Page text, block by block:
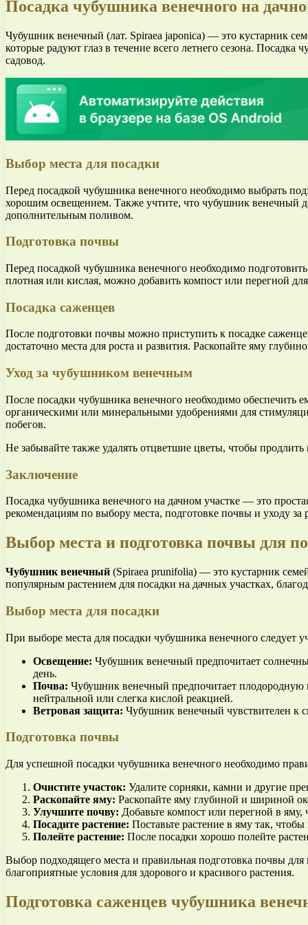
Посадка чубушника венечного на
Чубушник венечный (лат. Spiraea japonica) — это кустарник
которые радуют глаз в течение всего летнего сезона.
садовод.
Выбор места для посадки
Перед посадкой чубушника венечного необходимо выбрать
хорошим освещением. Также учтите, что чубушник венечный
дополнительным поливом.
Подготовка почвы
Перед посадкой чубушника венечного необходимо
плотная или кислая, можно добавить компост или перегной
Посадка саженцев
После подготовки почвы можно приступить к посадке
достаточно места для роста и развития. Раскопайте яму
Уход за чубушником венечным
После посадки чубушника венечного необходимо обеспечить
органическими или минеральными удобрениями для
побегов.
Не забывайте также удалять отцветшие цветы, чтобы
Заключение
Посадка чубушника венечного на дачном участке — это
рекомендациям по выбору места, подготовке почвы и уходу
Выбор места и подготовка почвы для
Чубушник венечный (Spiraea prunifolia) — это кустарник
популярным растением для посадки на дачных участках,
Выбор места для посадки
При выборе места для посадки чубушника венечного следует
Освещение: Чубушник венечный предпочитает
день.
Почва: Чубушник венечный предпочитает плодородную
нейтральной или слегка кислой реакцией.
Ветровая защита: Чубушник венечный чувствителен к
Подготовка почвы
Для успешной посадки чубушника венечного необходимо
Очистите участок: Удалите сорняки, камни и другие
Раскопайте яму: Раскопайте яму глубиной и шириной
Улучшите почву: Добавьте компост или перегной в
Посадите растение: Поставьте растение в яму так,
Полейте растение: После посадки хорошо полейте
Выбор подходящего места и правильная подготовка почвы
благоприятные условия для здорового и красивого растения.
Подготовка саженцев чубушника